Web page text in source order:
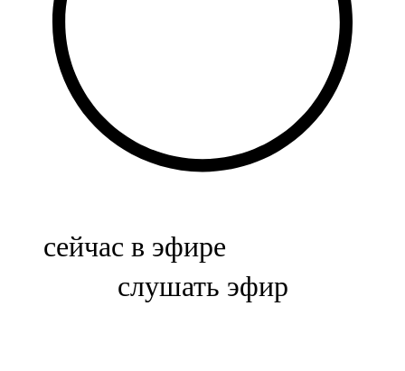
104,9 FM
Баулы
107,5 FM
Биләр
Болгар
сейчас в эфире
слушать эфир